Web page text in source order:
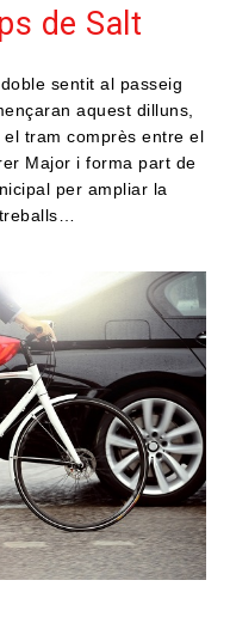
de Salt
sentit al passeig
aquest dilluns,
el tram comprès entre el
Major i forma part de
per ampliar la